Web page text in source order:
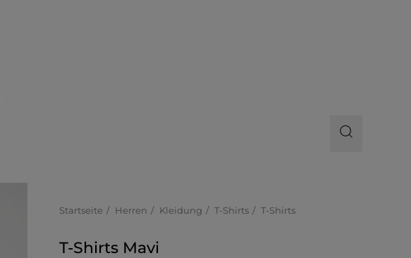
Startseite Herren Kleidung T-Shirts T-Shirts
T-Shirts Mavi